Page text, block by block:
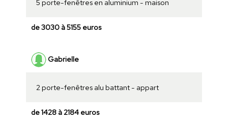
5 porte-fenêtres en aluminium - maison
de 3030 à 5155 euros
Gabrielle
2 porte-fenêtres alu battant - appart
de 1428 à 2184 euros